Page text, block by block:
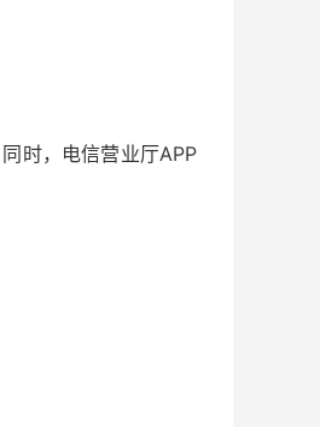
时，电信营业厅APP